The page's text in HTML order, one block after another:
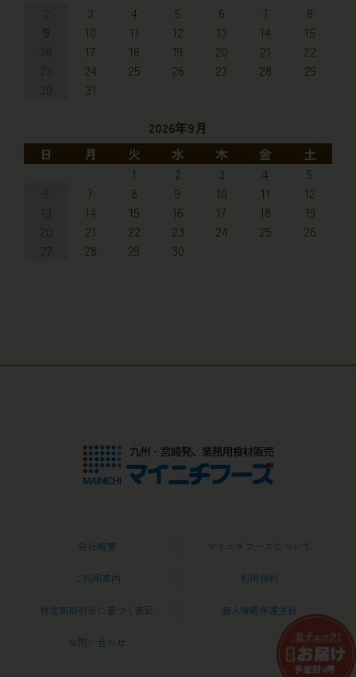
2
3 4 5 6 7
8
9
10 11 12 13 14
15
16
17 18 19 20 21
22
23
24 25 26 27 28
29
30
31
2026年9月
日
月 火 水 木 金
土
1
2 3 4
5
6
7 8 9 10 11
12
13
14 15 16 17 18
19
20
21 22 23 24 25
26
27
28 29 30
会社概要 マイニチフーズについて
ご利用案内 利用規約
特定商取引法に基づく表記 個人情報保護方針
お問い合わせ